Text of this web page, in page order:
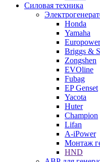
Силовая техника
Honda
Yamaha
Europower
Briggs &
Zongshen
EVOline
Fubag
EP Genset
Yacota
Huter
Champion
Lifan
A-iPower
Монтаж
HND